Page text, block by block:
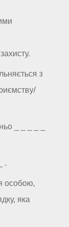
з
_ _ _ _ _
.
особою,
яка